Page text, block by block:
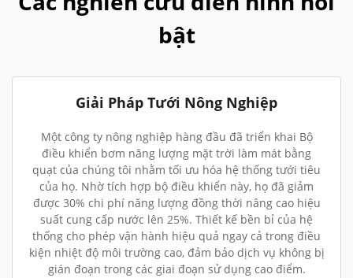
bật
Giải Pháp Tưới Nông Nghiệp
Một công ty nông nghiệp hàng đầu đã triển khai Bộ
điều khiển bơm năng lượng mặt trời làm mát bằng
quạt của chúng tôi nhằm tối ưu hóa hệ thống tưới tiêu
của họ. Nhờ tích hợp bộ điều khiển này, họ đã giảm
được 30% chi phí năng lượng đồng thời nâng cao hiệu
suất cung cấp nước lên 25%. Thiết kế bền bỉ của hệ
thống cho phép vận hành hiệu quả ngay cả trong điều
kiện nhiệt độ môi trường cao, đảm bảo dịch vụ không bị
gián đoạn trong các giai đoạn sử dụng cao điểm.